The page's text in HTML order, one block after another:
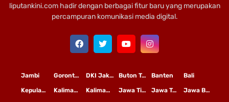
liputankini.com hadir dengan berbagai fitur baru yang merupakan
percampuran komunikasi media digital.
Bali
Banten
Buton Tengah
DKI Jakarta
Gorontalo
Jambi
Jawa Barat
Jawa Tengah
Jawa Timur
Kalimantan Tengah
Kalimantan Timur
Kepulauan Riau